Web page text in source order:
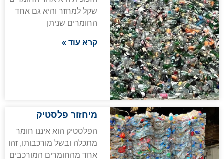
שקל למחזר והיא גם אחד
החומרים שניתן
קרא עוד »
מיחזור פלסטיק
הפלסטיק הוא איננו חומר
מתכלה ובשל מורכבותו, זהו
אחד מהחומרים המורכבים